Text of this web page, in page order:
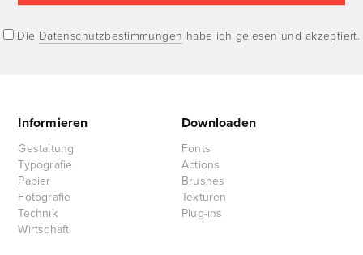
Die Datenschutzbestimmungen habe ich gelesen und akzeptiert.
Informieren
Gestaltung
Typografie
Papier
Fotografie
Technik
Wirtschaft
Downloaden
Fonts
Actions
Brushes
Texturen
Plug-ins